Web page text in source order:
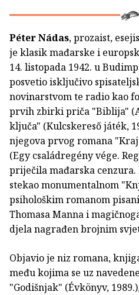
Péter Nádas, prozaist,
je klasik mađarske i
14. listopada 1942. u
posvetio isključivo
novinarstvom te radio kao
prvih zbirki priča "Biblija"
ključa" (Kulcskereső játék,
njegova prvog romana
(Egy családregény vége.
priječila mađarska
stekao monumentalnom
psihološkim romanom
Thomasa Manna i
djela nagrađen brojnim
Objavio je niz romana,
među kojima se uz
"Godišnjak" (Évkönyv,